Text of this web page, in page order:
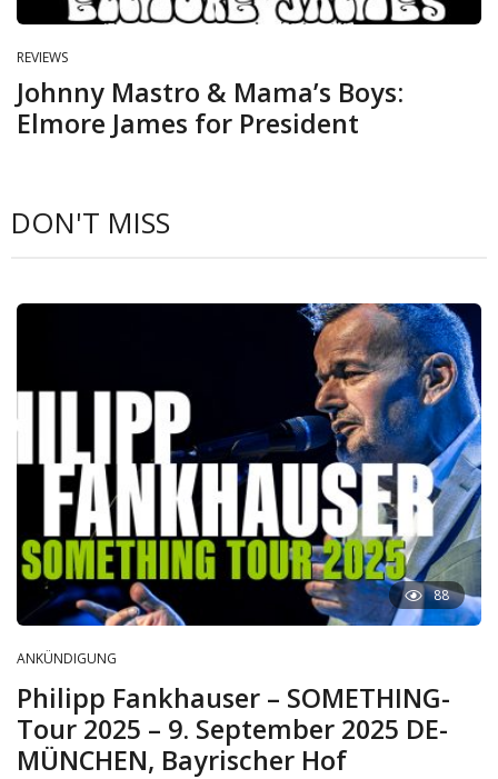
REVIEWS
Johnny Mastro & Mama’s Boys:
Elmore James for President
DON'T MISS
88
ANKÜNDIGUNG
Philipp Fankhauser – SOMETHING-
Tour 2025 – 9. September 2025 DE-
MÜNCHEN, Bayrischer Hof